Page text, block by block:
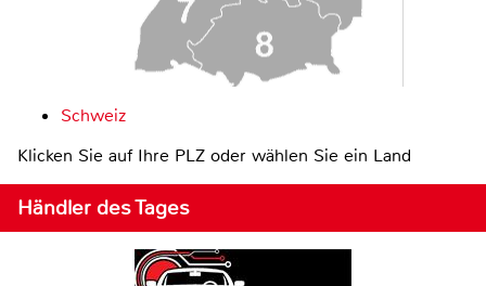
Schweiz
Klicken Sie auf Ihre PLZ oder wählen Sie ein Land
Händler des Tages